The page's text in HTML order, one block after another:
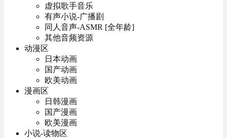
虚拟歌手音乐
有声小说-广播剧
同人音声-ASMR [全年龄]
其他音频资源
动漫区
日本动画
国产动画
欧美动画
漫画区
日韩漫画
国产漫画
欧美漫画
小说-读物区